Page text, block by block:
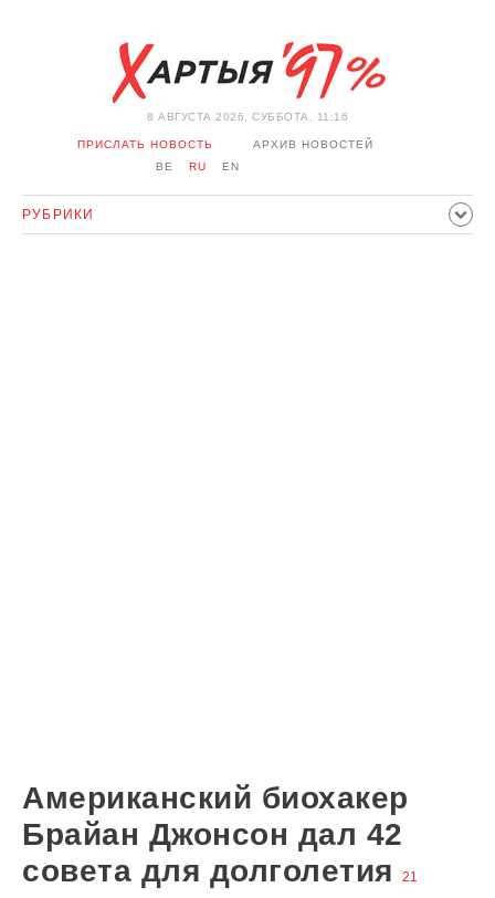
8 АВГУСТА 2026, СУББОТА, 11:16
ПРИСЛАТЬ НОВОСТЬ
АРХИВ НОВОСТЕЙ
BE
RU EN
РУБРИКИ
Американский биохакер
Брайан Джонсон дал 42
совета для долголетия
21